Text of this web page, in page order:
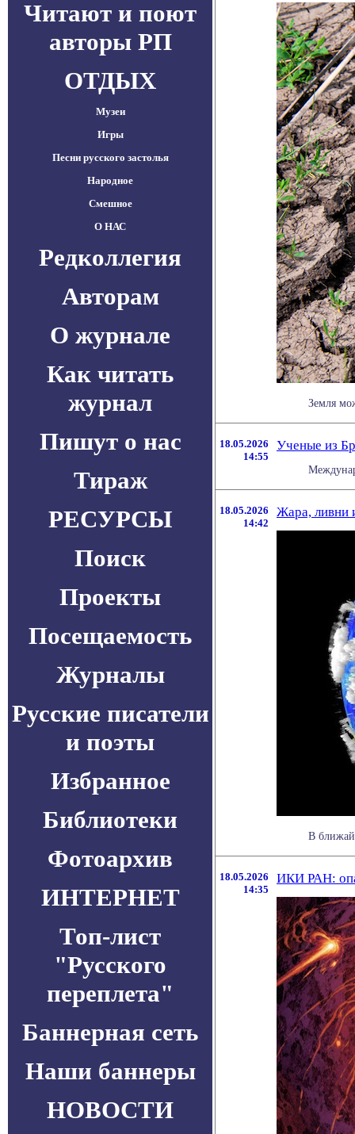
Читают и поют
авторы РП
ОТДЫХ
Музеи
Игры
Песни русского застолья
Народное
Смешное
О НАС
Редколлегия
Авторам
О журнале
Как читать
журнал
Пишут о нас
Тираж
РЕСУРСЫ
Поиск
Проекты
Посещаемость
Журналы
Русские писатели
и поэты
Избранное
Библиотеки
Фотоархив
ИНТЕРНЕТ
Топ-лист
"Русского
переплета"
Баннерная сеть
Наши баннеры
НОВОСТИ
Земля
18.05.2026
14:55
Ученые из
18.05.2026
14:42
Жара, ливни
В
18.05.2026
14:35
ИКИ РАН: